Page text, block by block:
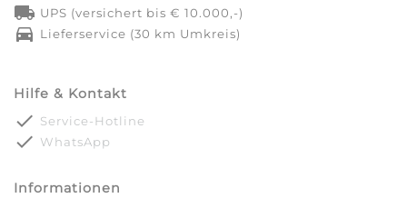
local_shipping UPS (versichert bis € 10.000,-)
directions_car Lieferservice (30 km Umkreis)
Hilfe & Kontakt
done Service-Hotline
done WhatsApp
Informationen